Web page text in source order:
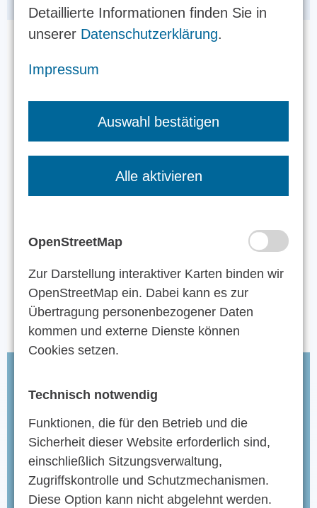
Anreise mit dem Auto/Motorrad
Ob mit dem Auto, Motorrad oder das Bike
auf dem Hänger…
Wer nicht 3000 km über den ganzen
Balkan fahren will, platziert seinen Hintern
am besten gemütlich auf eine Fähre in
ca. 12 bis 24 Stunden ausgeschlafen in
Preise hierfür sind unterschiedlich. Info
unter:Anek-LinesoderMinoan-Lines
Transfer von und zum Flughafen
Preveza
Der Flughafen Prevezaliegt ca. 120 km
vom Hotel entfernt. Wir holen euch dort
ab und bringen euch natürlich auch wieder
Detaillierte Informationen finden Sie in
unserer Datenschutzerklärung.
Impressum
Auswahl bestätigen
Alle aktivieren
OpenStreetMap
Zur Darstellung interaktiver Karten binden wir
OpenStreetMap ein. Dabei kann es zur
Übertragung personenbezogener Daten
kommen und externe Dienste können
Cookies setzen.
Technisch notwendig
Funktionen, die für den Betrieb und die
Sicherheit dieser Website erforderlich sind,
einschließlich Sitzungsverwaltung,
Zugriffskontrolle und Schutzmechanismen.
Diese Option kann nicht abgelehnt werden.